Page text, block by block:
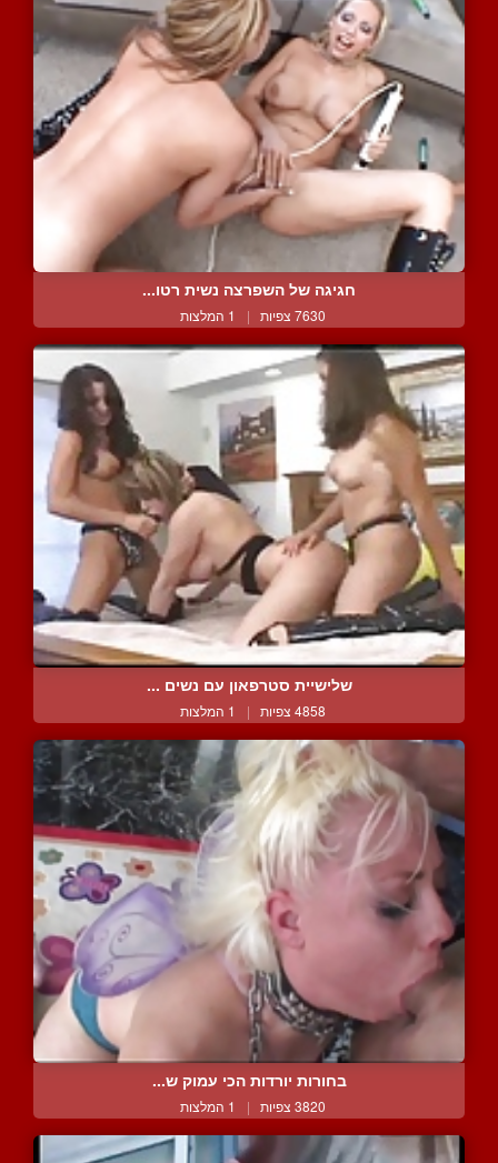
חגיגה של השפרצה נשית רטו...
7630 צפיות | 1 המלצות
שלישיית סטרפאון עם נשים ...
4858 צפיות | 1 המלצות
בחורות יורדות הכי עמוק ש...
3820 צפיות | 1 המלצות